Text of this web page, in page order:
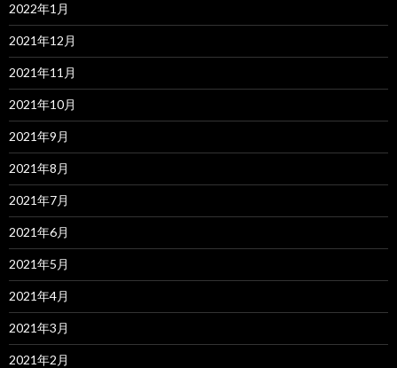
2022年1月
2021年12月
2021年11月
2021年10月
2021年9月
2021年8月
2021年7月
2021年6月
2021年5月
2021年4月
2021年3月
2021年2月